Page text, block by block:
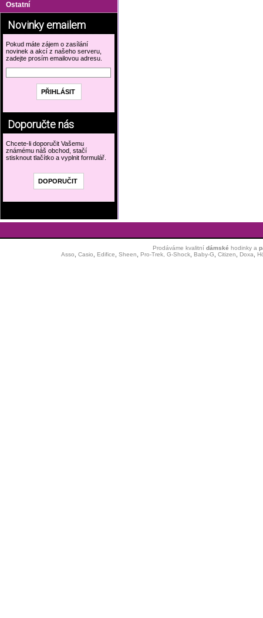
Ostatní
Novinky emailem
Pokud máte zájem o zasílání
novinek a akcí z našeho serveru,
zadejte prosím emailovou adresu.
Doporučte nás
Chcete-li doporučit Vašemu
známému náš obchod, stačí
stisknout tlačítko a vyplnit formulář.
Prodáváme kvalitní dámské hodinkya
Asso
Casio Edifice Sheen Pro-Trek, G-Shock, Baby-G Citizen Doxa